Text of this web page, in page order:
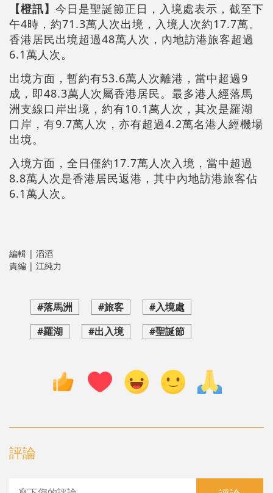
【橙訊】 今日是聖誕節正日，入境處表示，截至下
午4時，約71.3萬人次出境，入境人次約17.7萬。
香港居民出境超過48萬人次，內地訪港旅客超過
6.1萬人次。
出境方面，暫約有53.6萬人次離港，當中超過9
成，即48.3萬人次屬香港居民。最多港人經落馬
洲支線口岸出境，約有10.1萬人次，其次是羅湖
口岸，有9.7萬人次，亦有超過4.2萬名港人經機場
出境。
入境方面，全日僅約17.7萬人次入境，當中超過
8.8萬人次是香港居民返港，其中內地訪港旅客佔
6.1萬人次。
編輯 | 滔滔
責編 | 江純力
#落馬洲 #旅客
#入境處
#羅湖
#出入境 #聖誕節
評論